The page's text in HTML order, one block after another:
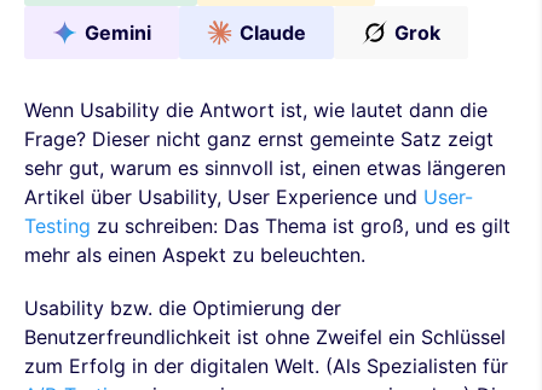
Gemini Claude Grok
Wenn Usability die Antwort ist, wie lautet dann die
Frage? Dieser nicht ganz ernst gemeinte Satz zeigt
sehr gut, warum es sinnvoll ist, einen etwas längeren
Artikel über Usability, User Experience und User-
Testing zu schreiben: Das Thema ist groß, und es gilt
mehr als einen Aspekt zu beleuchten.
Usability bzw. die Optimierung der
Benutzerfreundlichkeit ist ohne Zweifel ein Schlüssel
zum Erfolg in der digitalen Welt. (Als Spezialisten für